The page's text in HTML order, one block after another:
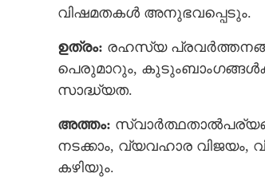
വിഷമതകള്‍ അനുഭവപ്പെടും.
ഉത്രം: രഹസ്യ
പെരുമാറും,
സാദ്ധ്യത.
അത്തം:
നടക്കാം, വ്യവഹാര വിജയം,
കഴിയും.